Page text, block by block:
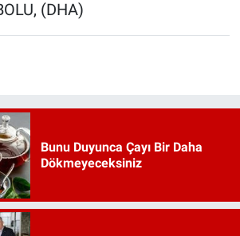
(DHA)
Bunu Duyunca Çayı Bir Daha
Dökmeyeceksiniz